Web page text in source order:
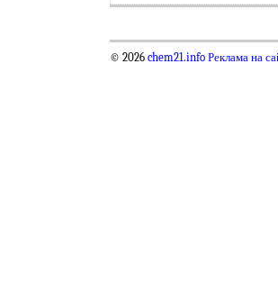
© 2026 chem21.info Реклама на